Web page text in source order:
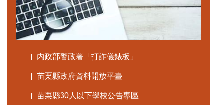
內政部警政署「打詐儀錶板」
苗栗縣政府資料開放平臺
苗栗縣30人以下學校公告專區